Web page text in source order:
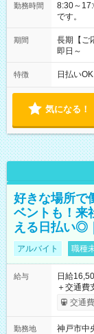
勤務時間
8:30～17:00 8:30～
です。
期間
長期【ご
即日～
特徴 日払いOK
気になる！
好きな場所で
ベントも！来
える日払い◎
アルバイト 職種
給与
日給
＋交通費支給 ★交通費全額支給！ ★日払い
働いた
交通
勤務地
神戸市中